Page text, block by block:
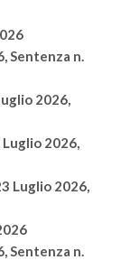
Sentenza n.
2026,
Luglio 2026,
Luglio 2026,
Sentenza n.